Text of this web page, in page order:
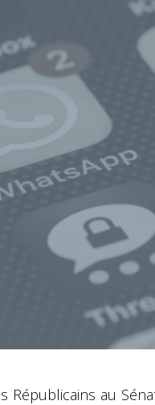
Républicains au